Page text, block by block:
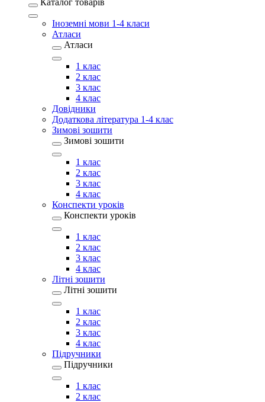
Каталог товарів
Іноземні мови 1-4 класи
Атласи
Атласи
1 клас
2 клас
3 клас
4 клас
Довідники
Додаткова література 1-4 клас
Зимові зошити
Зимові зошити
1 клас
2 клас
3 клас
4 клас
Конспекти уроків
Конспекти уроків
1 клас
2 клас
3 клас
4 клас
Літні зошити
Літні зошити
1 клас
2 клас
3 клас
4 клас
Підручники
Підручники
1 клас
2 клас